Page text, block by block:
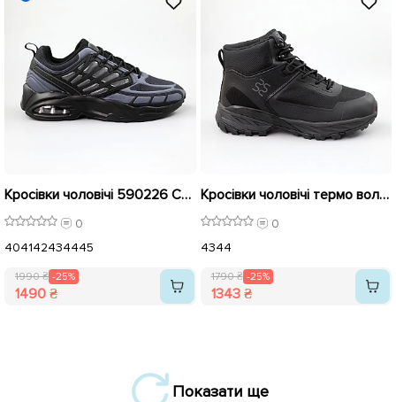
Кросівки чоловічі 590226 Сині розпродаж
0
404142434445
1990 ₴ -25%
1490 ₴
Кросівки чоловічі термо вологостійкі 590210 Чорні розпродаж
0
4344
1790 ₴ -25%
1343 ₴
Показати ще